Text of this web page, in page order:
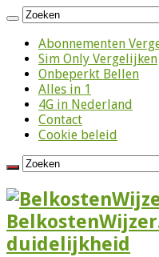
Abonnementen
Sim Only Vergelijken
Onbeperkt Bellen
Alles in 1
4G in Nederland
Contact
Cookie beleid
duidelijkheid